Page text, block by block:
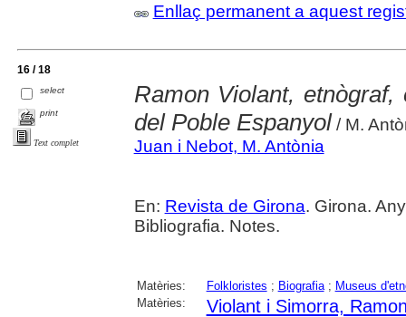
Enllaç permanent a aquest
16 / 18
select
print
Text complet
Ramon Violant,
del Poble Espanyol/ M.
Juan i Nebot, M. Antònia
En: Revista de Girona. Girona.
Bibliografia. Notes.
Matèries: Folkloristes ; Biografia; Museus
Matèries:
Violant i Simorra,